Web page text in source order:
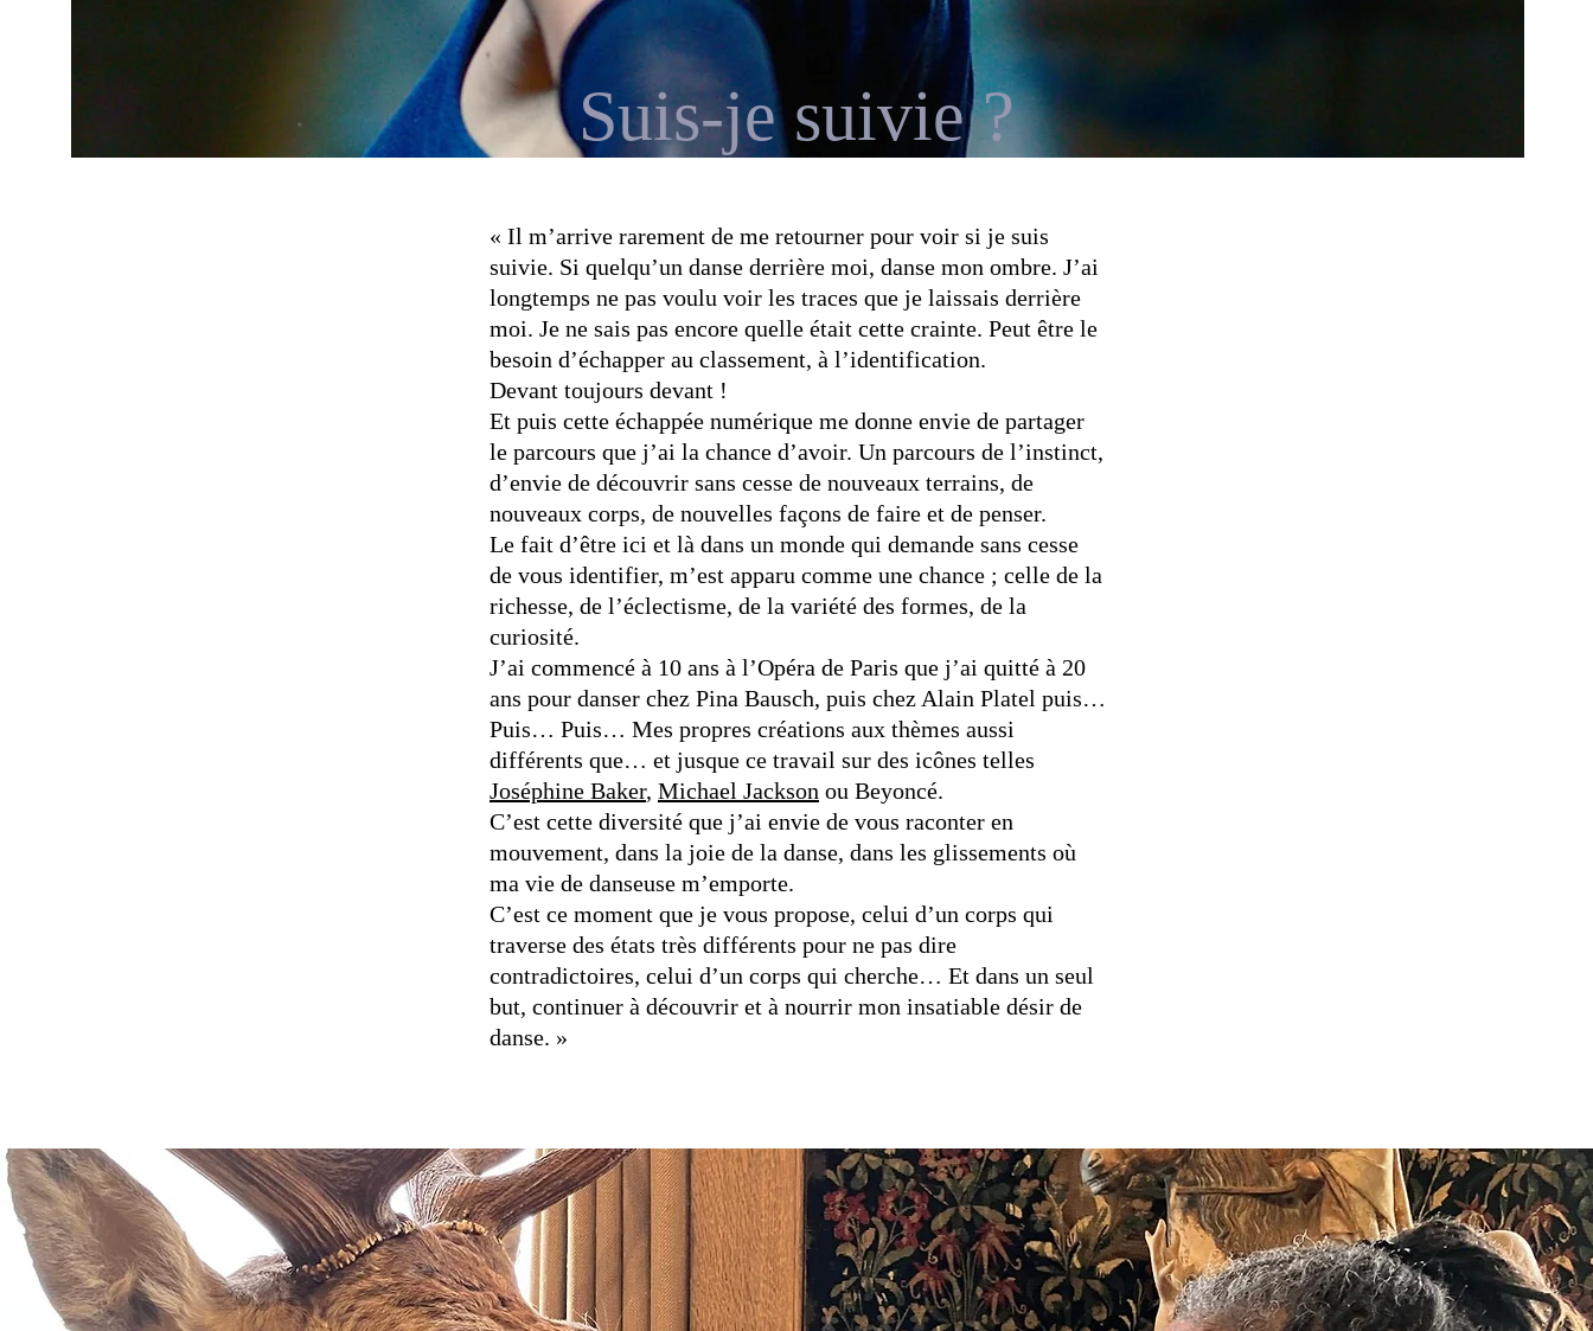
Suis-je suivie ?
« Il m’arrive rarement de me retourner pour voir si je suis
suivie. Si quelqu’un danse derrière moi, danse mon ombre. J’ai
longtemps ne pas voulu voir les traces que je laissais derrière
moi. Je ne sais pas encore quelle était cette crainte. Peut être le
besoin d’échapper au classement, à l’identification.
Devant toujours devant !
Et puis cette échappée numérique me donne envie de partager
le parcours que j’ai la chance d’avoir. Un parcours de l’instinct,
d’envie de découvrir sans cesse de nouveaux terrains, de
nouveaux corps, de nouvelles façons de faire et de penser.
Le fait d’être ici et là dans un monde qui demande sans cesse
de vous identifier, m’est apparu comme une chance ; celle de la
richesse, de l’éclectisme, de la variété des formes, de la
curiosité.
J’ai commencé à 10 ans à l’Opéra de Paris que j’ai quitté à 20
ans pour danser chez Pina Bausch, puis chez Alain Platel puis…
Puis… Puis… Mes propres créations aux thèmes aussi
différents que… et jusque ce travail sur des icônes telles
Joséphine Baker, Michael Jackson ou Beyoncé.
C’est cette diversité que j’ai envie de vous raconter en
mouvement, dans la joie de la danse, dans les glissements où
ma vie de danseuse m’emporte.
C’est ce moment que je vous propose, celui d’un corps qui
traverse des états très différents pour ne pas dire
contradictoires, celui d’un corps qui cherche… Et dans un seul
but, continuer à découvrir et à nourrir mon insatiable désir de
danse. »